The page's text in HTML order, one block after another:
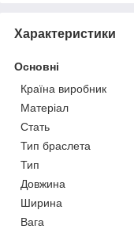
Характеристики
Основні
Країна виробник
Матеріал
Стать
Тип браслета
Тип
Довжина
Ширина
Вага